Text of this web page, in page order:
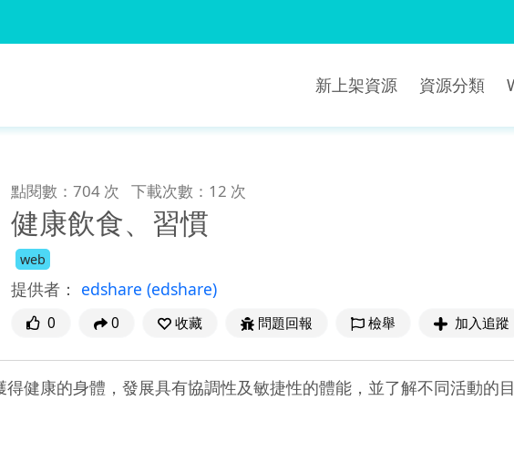
新上架資源 資源分類
點閱數：704 次 下載次數：12 次
健康飲食、習慣
web
提供者： edshare (edshare)
0 0 收藏 問題回報 檢舉 加入追蹤
健康的身體，發展具有協調性及敏捷性的體能，並了解不同活動的